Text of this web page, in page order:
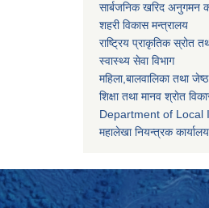
सार्बजनिक खरिद अनुगमन
शहरी विकास मन्त्रालय
राष्ट्रिय प्राकृतिक स्रोत
स्वास्थ्य सेवा विभाग
महिला,बालवालिका तथा
शिक्षा तथा मानव श्राेत
Department of Local
महालेखा नियन्त्रक कार्यालय